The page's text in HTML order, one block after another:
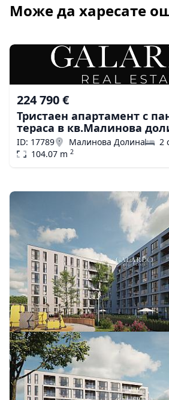
Може да харесате
224 790 €
Тристаен апартамент с
тераса в кв.Малинова
ID: 17789 Малинова Долина
2
104.07 m 2